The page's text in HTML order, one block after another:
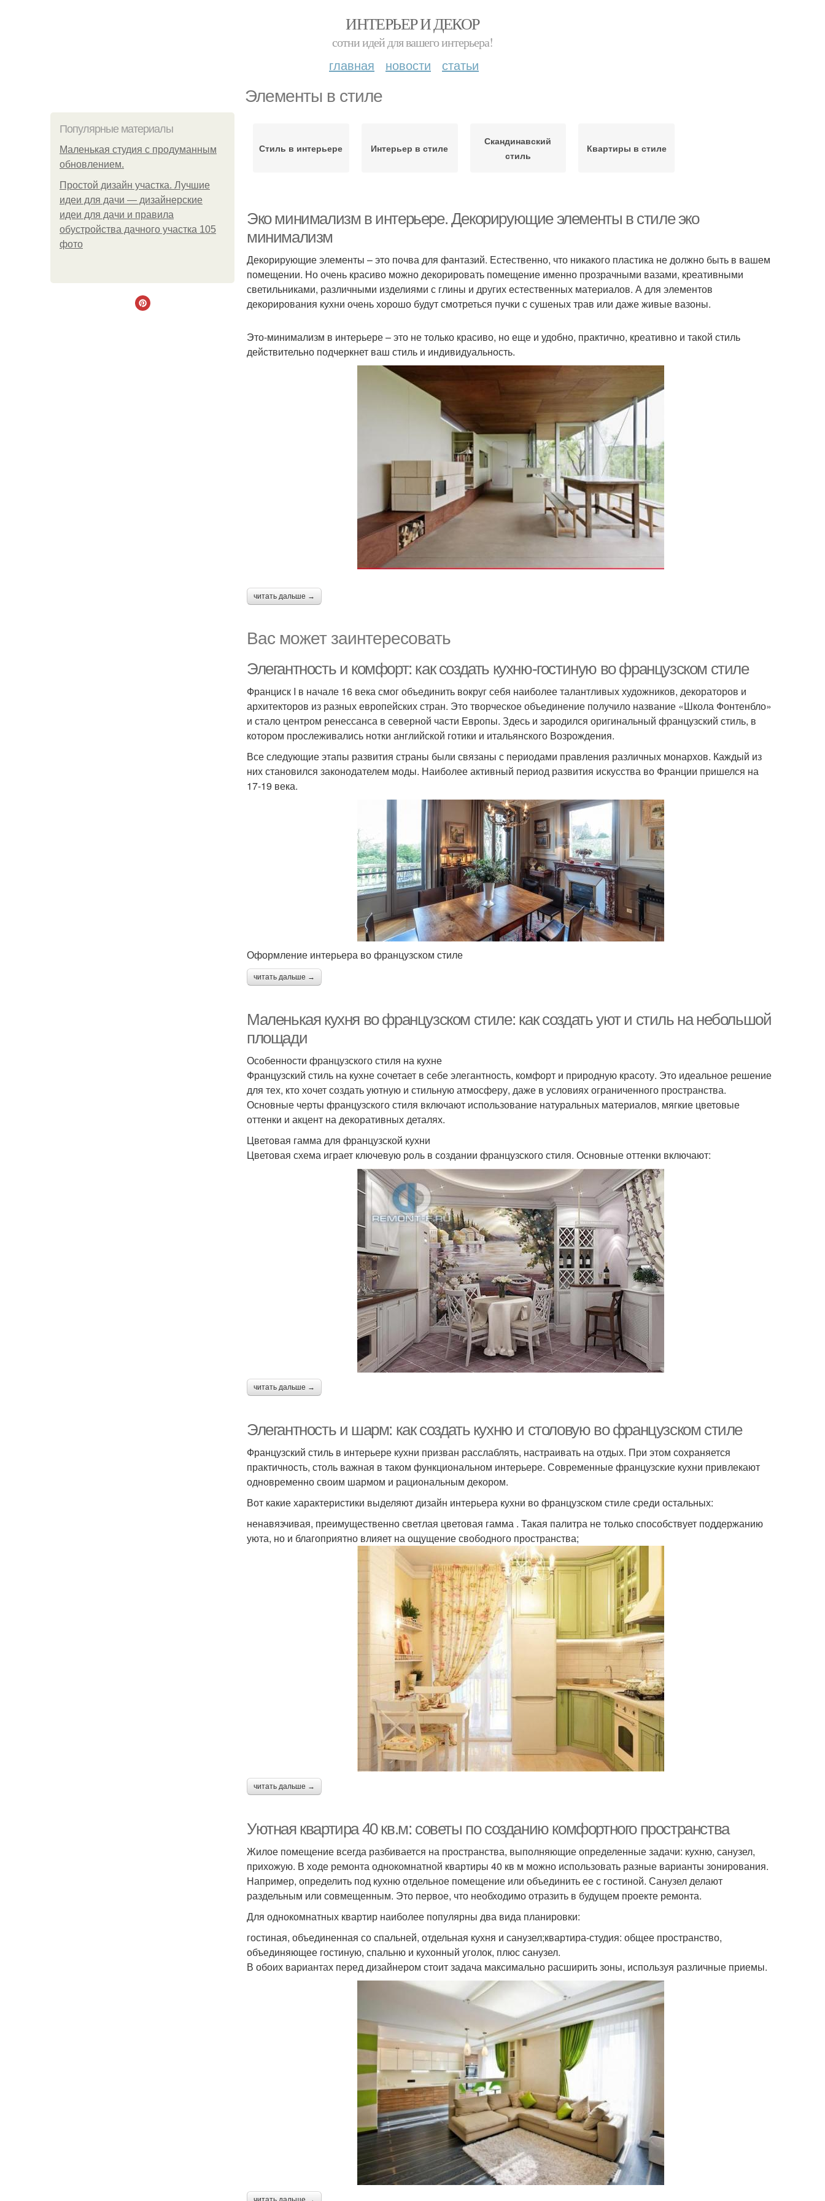
ИНТЕРЬЕР И ДЕКОР
сотни идей для вашего интерьера!
главная новости статьи
Элементы в стиле
Популярные материалы
Маленькая студия с продуманным
обновлением.
Простой дизайн участка. Лучшие
идеи для дачи — дизайнерские
идеи для дачи и правила
обустройства дачного участка 105
фото
Стиль в интерьере Интерьер в стиле
Скандинавский
стиль
Квартиры в стиле
Эко минимализм в интерьере. Декорирующие элементы в стиле эко
минимализм
Декорирующие элементы – это почва для фантазий. Естественно, что никакого пластика не должно быть в вашем
помещении. Но очень красиво можно декорировать помещение именно прозрачными вазами, креативными
светильниками, различными изделиями с глины и других естественных материалов. А для элементов
декорирования кухни очень хорошо будут смотреться пучки с сушеных трав или даже живые вазоны.
Это-минимализм в интерьере – это не только красиво, но еще и удобно, практично, креативно и такой стиль
действительно подчеркнет ваш стиль и индивидуальность.
читать дальше →
Вас может заинтересовать
Элегантность и комфорт: как создать кухню-гостиную во французском стиле
Франциск I в начале 16 века смог объединить вокруг себя наиболее талантливых художников, декораторов и
архитекторов из разных европейских стран. Это творческое объединение получило название «Школа Фонтенбло»
и стало центром ренессанса в северной части Европы. Здесь и зародился оригинальный французский стиль, в
котором прослеживались нотки английской готики и итальянского Возрождения.
Все следующие этапы развития страны были связаны с периодами правления различных монархов. Каждый из
них становился законодателем моды. Наиболее активный период развития искусства во Франции пришелся на
17-19 века.
Оформление интерьера во французском стиле
читать дальше →
Маленькая кухня во французском стиле: как создать уют и стиль на небольшой
площади
Особенности французского стиля на кухне
Французский стиль на кухне сочетает в себе элегантность, комфорт и природную красоту. Это идеальное решение
для тех, кто хочет создать уютную и стильную атмосферу, даже в условиях ограниченного пространства.
Основные черты французского стиля включают использование натуральных материалов, мягкие цветовые
оттенки и акцент на декоративных деталях.
Цветовая гамма для французской кухни
Цветовая схема играет ключевую роль в создании французского стиля. Основные оттенки включают:
читать дальше →
Элегантность и шарм: как создать кухню и столовую во французском стиле
Французский стиль в интерьере кухни призван расслаблять, настраивать на отдых. При этом сохраняется
практичность, столь важная в таком функциональном интерьере. Современные французские кухни привлекают
одновременно своим шармом и рациональным декором.
Вот какие характеристики выделяют дизайн интерьера кухни во французском стиле среди остальных:
ненавязчивая, преимущественно светлая цветовая гамма . Такая палитра не только способствует поддержанию
уюта, но и благоприятно влияет на ощущение свободного пространства;
читать дальше →
Уютная квартира 40 кв.м: советы по созданию комфортного пространства
Жилое помещение всегда разбивается на пространства, выполняющие определенные задачи: кухню, санузел,
прихожую. В ходе ремонта однокомнатной квартиры 40 кв м можно использовать разные варианты зонирования.
Например, определить под кухню отдельное помещение или объединить ее с гостиной. Санузел делают
раздельным или совмещенным. Это первое, что необходимо отразить в будущем проекте ремонта.
Для однокомнатных квартир наиболее популярны два вида планировки:
гостиная, объединенная со спальней, отдельная кухня и санузел;квартира-студия: общее пространство,
объединяющее гостиную, спальню и кухонный уголок, плюс санузел.
В обоих вариантах перед дизайнером стоит задача максимально расширить зоны, используя различные приемы.